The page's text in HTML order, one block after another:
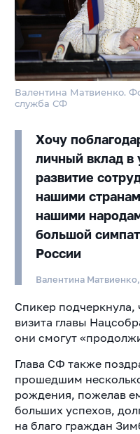
Валентина Матвиенко.
служба СФ
Хочу
личный вклад в
развитие
нашими
нашими
большой
России
Валентина
Спикер подчеркнула,
визита главы
они смогут
Глава СФ также
прошедшим
рождения, пожелав
больших успехов,
на благо граждан